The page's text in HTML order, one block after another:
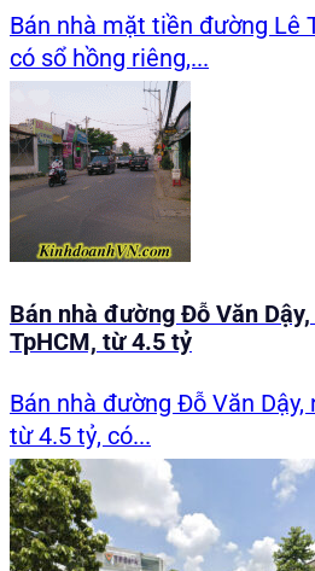
Bán nhà mặt tiền đường Lê
có sổ hồng riêng,...
Bán nhà đường Đỗ Văn
TpHCM, từ 4.5 tỷ
Bán nhà đường Đỗ Văn
từ 4.5 tỷ, có...